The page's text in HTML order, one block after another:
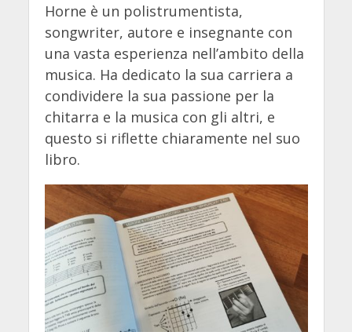
Horne è un polistrumentista,
songwriter, autore e insegnante con
una vasta esperienza nell’ambito della
musica. Ha dedicato la sua carriera a
condividere la sua passione per la
chitarra e la musica con gli altri, e
questo si riflette chiaramente nel suo
libro.